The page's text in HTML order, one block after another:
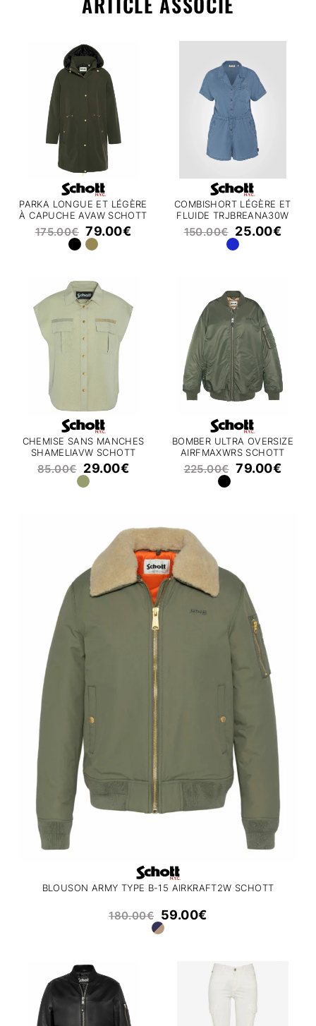
PARKA LONGUE ET LÉGÈRE
À CAPUCHE AVAW SCHOTT
175.00€ 79.00€
COMBISHORT LÉGÈRE ET
FLUIDE TRJBREANA30W
SCHOTT
150.00€ 25.00€
CHEMISE SANS MANCHES
SHAMELIAVW SCHOTT
85.00€ 29.00€
BOMBER ULTRA OVERSIZE
AIRFMAXWRS SCHOTT
225.00€ 79.00€
BLOUSON ARMY TYPE B-15 AIRKRAFT2W SCHOTT
180.00€ 59.00€